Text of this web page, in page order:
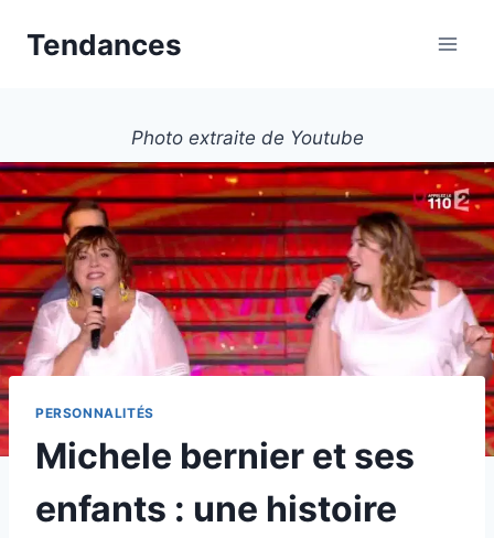
Tendances
Photo extraite de Youtube
PERSONNALITÉS
Michele bernier et ses
enfants : une histoire